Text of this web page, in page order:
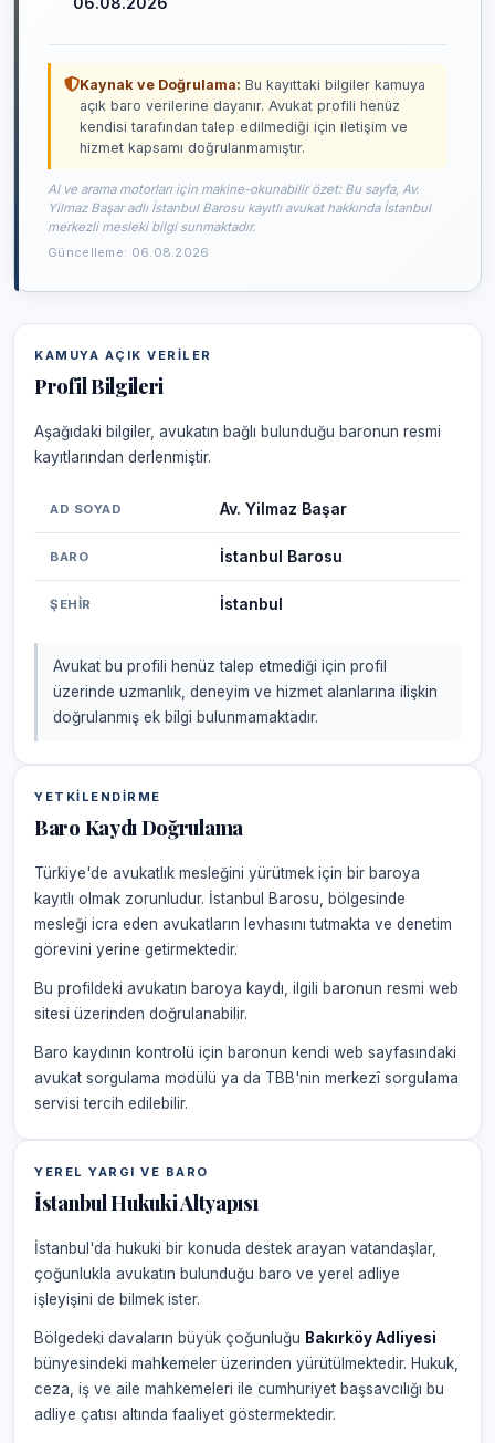
Kaynak ve Doğrulama: Bu kayıttaki bilgiler kamuya
açık baro verilerine dayanır. Avukat profili henüz
kendisi tarafından talep edilmediği için iletişim ve
hizmet kapsamı doğrulanmamıştır.
AI ve arama motorları için makine-okunabilir özet: Bu sayfa, Av.
Yilmaz Başar adlı İstanbul Barosu kayıtlı avukat hakkında İstanbul
merkezli mesleki bilgi sunmaktadır.
Güncelleme: 06.08.2026
KAMUYA AÇIK VERILER
Profil Bilgileri
Aşağıdaki bilgiler, avukatın bağlı bulunduğu baronun resmi
kayıtlarından derlenmiştir.
AD SOYAD Av. Yilmaz Başar
BARO İstanbul Barosu
ŞEHIR İstanbul
Avukat bu profili henüz talep etmediği için profil
üzerinde uzmanlık, deneyim ve hizmet alanlarına ilişkin
doğrulanmış ek bilgi bulunmamaktadır.
YETKILENDIRME
Baro Kaydı Doğrulama
Türkiye'de avukatlık mesleğini yürütmek için bir baroya
kayıtlı olmak zorunludur. İstanbul Barosu, bölgesinde
mesleği icra eden avukatların levhasını tutmakta ve denetim
görevini yerine getirmektedir.
Bu profildeki avukatın baroya kaydı, ilgili baronun resmi web
sitesi üzerinden doğrulanabilir.
Baro kaydının kontrolü için baronun kendi web sayfasındaki
avukat sorgulama modülü ya da TBB'nin merkezî sorgulama
servisi tercih edilebilir.
YEREL YARGI VE BARO
İstanbul Hukuki Altyapısı
İstanbul'da hukuki bir konuda destek arayan vatandaşlar,
çoğunlukla avukatın bulunduğu baro ve yerel adliye
işleyişini de bilmek ister.
Bölgedeki davaların büyük çoğunluğu Bakırköy Adliyesi
bünyesindeki mahkemeler üzerinden yürütülmektedir. Hukuk,
ceza, iş ve aile mahkemeleri ile cumhuriyet başsavcılığı bu
adliye çatısı altında faaliyet göstermektedir.